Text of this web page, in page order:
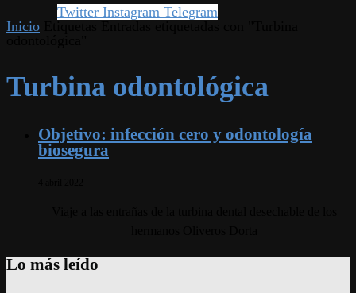
Twitter Instagram Telegram
Inicio
Turbina odontológica
Objetivo: infección cero y odontología
biosegura
Lo más leído